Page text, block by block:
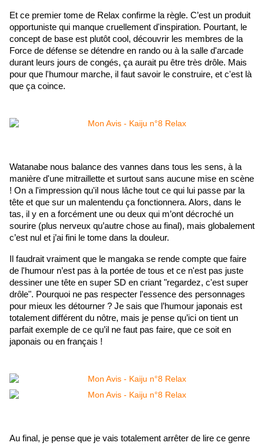
Et ce premier tome de Relax confirme la règle. C’est un produit
opportuniste qui manque cruellement d'inspiration. Pourtant, le
concept de base est plutôt cool, découvrir les membres de la
Force de défense se détendre en rando ou à la salle d'arcade
durant leurs jours de congés, ça aurait pu être très drôle. Mais
pour que l'humour marche, il faut savoir le construire, et c'est là
que ça coince.
Watanabe nous balance des vannes dans tous les sens, à la
manière d'une mitraillette et surtout sans aucune mise en scène
! On a l'impression qu'il nous lâche tout ce qui lui passe par la
tête et que sur un malentendu ça fonctionnera. Alors, dans le
tas, il y en a forcément une ou deux qui m’ont décroché un
sourire (plus nerveux qu’autre chose au final), mais globalement
c’est nul et j’ai fini le tome dans la douleur.
Il faudrait vraiment que le mangaka se rende compte que faire
de l'humour n’est pas à la portée de tous et ce n'est pas juste
dessiner une tête en super SD en criant "regardez, c'est super
drôle". Pourquoi ne pas respecter l'essence des personnages
pour mieux les détourner ? Je sais que l’humour japonais est
totalement différent du nôtre, mais je pense qu’ici on tient un
parfait exemple de ce qu’il ne faut pas faire, que ce soit en
japonais ou en français !
Au final, je pense que je vais totalement arrêter de lire ce genre